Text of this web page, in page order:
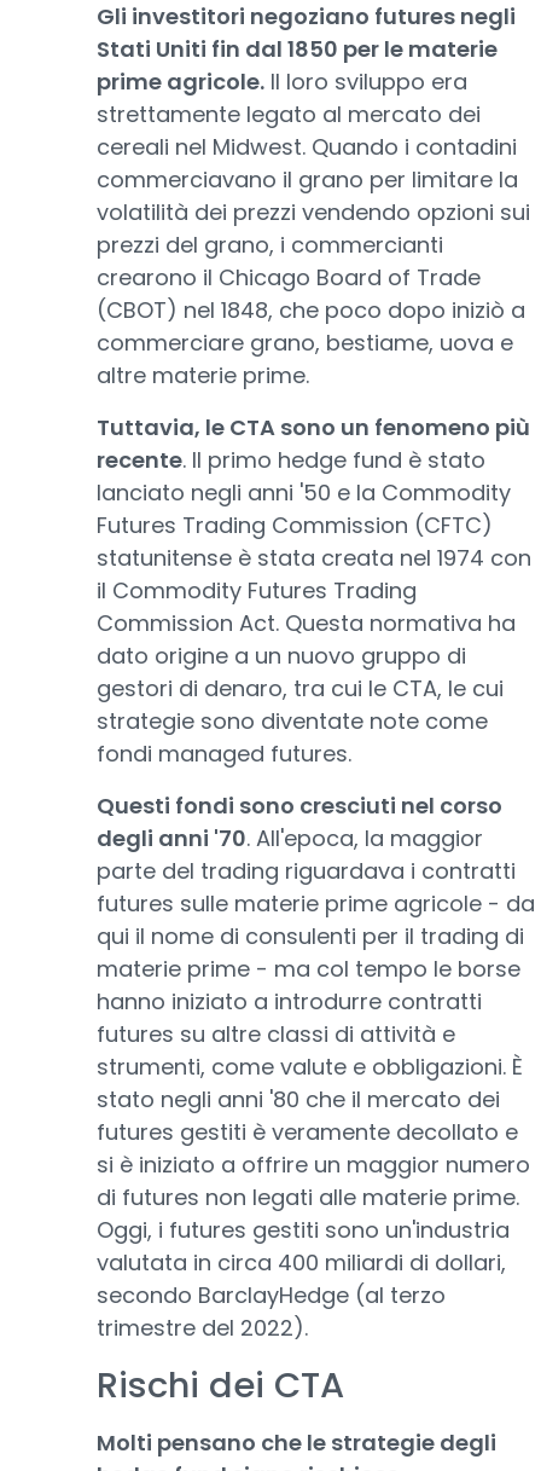
Gli investitori negoziano futures negli
Stati Uniti fin dal 1850 per le materie
prime agricole. Il loro sviluppo era
strettamente legato al mercato dei
cereali nel Midwest. Quando i contadini
commerciavano il grano per limitare la
volatilità dei prezzi vendendo opzioni sui
prezzi del grano, i commercianti
crearono il Chicago Board of Trade
(CBOT) nel 1848, che poco dopo iniziò a
commerciare grano, bestiame, uova e
altre materie prime.
Tuttavia, le CTA sono un fenomeno più
recente. Il primo hedge fund è stato
lanciato negli anni '50 e la Commodity
Futures Trading Commission (CFTC)
statunitense è stata creata nel 1974 con
il Commodity Futures Trading
Commission Act. Questa normativa ha
dato origine a un nuovo gruppo di
gestori di denaro, tra cui le CTA, le cui
strategie sono diventate note come
fondi managed futures.
Questi fondi sono cresciuti nel corso
degli anni '70. All'epoca, la maggior
parte del trading riguardava i contratti
futures sulle materie prime agricole - da
qui il nome di consulenti per il trading di
materie prime - ma col tempo le borse
hanno iniziato a introdurre contratti
futures su altre classi di attività e
strumenti, come valute e obbligazioni. È
stato negli anni '80 che il mercato dei
futures gestiti è veramente decollato e
si è iniziato a offrire un maggior numero
di futures non legati alle materie prime.
Oggi, i futures gestiti sono un'industria
valutata in circa 400 miliardi di dollari,
secondo BarclayHedge (al terzo
trimestre del 2022).
Rischi dei CTA
Molti pensano che le strategie degli